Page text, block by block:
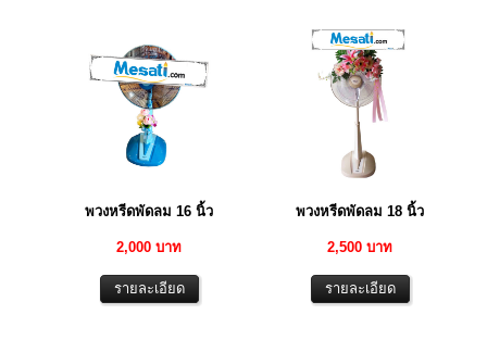
พวงหรีดพัดลม 16 นิ้ว
2,000 บาท
พวงหรีดพัดลม 18 นิ้ว
2,500 บาท